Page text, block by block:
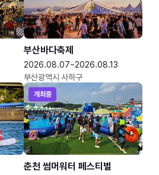
부산바다축제
2026.08.07~2026.08.13
부산광역시 사하구
개최중
춘천 썸머워터 페스티벌